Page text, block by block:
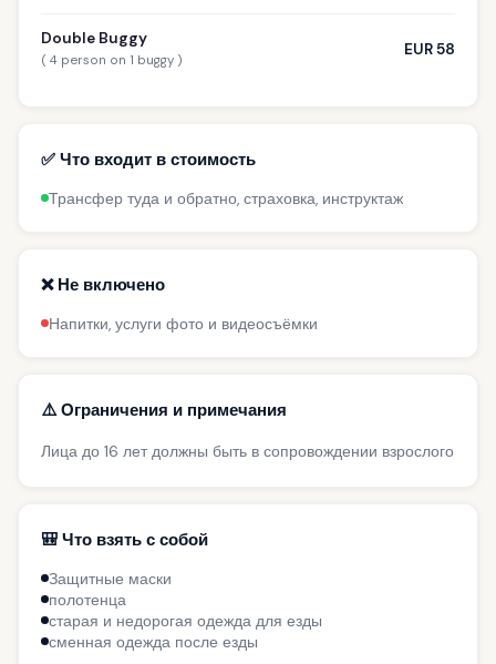
Double Buggy
( 4 person on 1 buggy )
EUR 58
✅ Что входит в стоимость
Трансфер туда и обратно, страховка, инструктаж
❌ Не включено
Напитки, услуги фото и видеосъёмки
⚠️ Ограничения и примечания
Лица до 16 лет должны быть в сопровождении взрослого
🎒 Что взять с собой
Защитные маски
полотенца
старая и недорогая одежда для езды
сменная одежда после езды